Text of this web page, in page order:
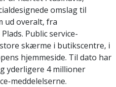
omslag til
ud overalt, fra
Public service-
skærme i butikscentre, i
hjemmeside. Til dato har
yderligere 4 millioner
meddelelserne.